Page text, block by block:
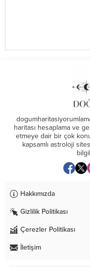
haritası hesaplama ve
etmeye dair bir çok
kapsamlı astroloji
Hakkımızda
Gizlilik Politikası
Çerezler Politikası
İletişim